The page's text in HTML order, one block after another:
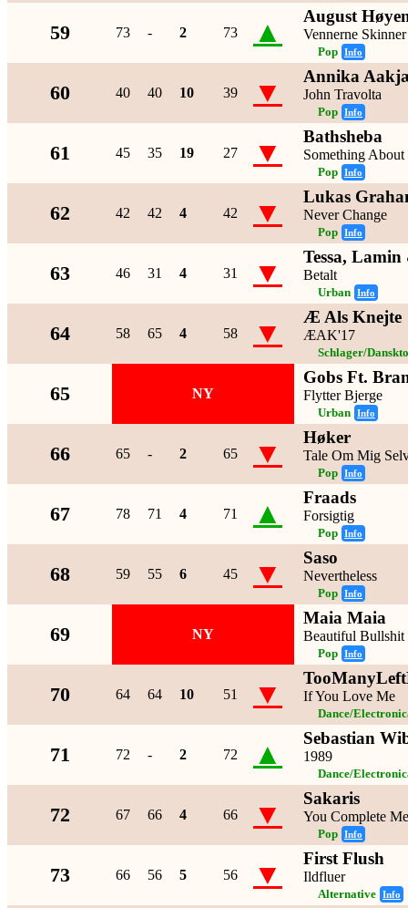
59 73 - 2 73 ▲ August
Vennerne Skinner
Pop Info
60 40 40 10 39 ▼ Annika
John Travolta
Pop Info
61 45 35 19 27 ▼ Bathsheba
Something About
Pop Info
62 42 42 4 42 ▼ Lukas
Never Change
Pop Info
63 46 31 4 31 ▼ Tessa,
Betalt
Urban Info
64 58 65 4 58 ▼ Æ Als Knejte
ÆAK'17
Schlager/
65 NY
Gobs Ft.
Flytter Bjerge
Urban Info
66 65 - 2 65 ▼ Høker
Tale Om Mig
Pop Info
67 78 71 4 71 ▲ Fraads
Forsigtig
Pop Info
68 59 55 6 45 ▼ Saso
Nevertheless
Pop Info
69 NY
Maia Maia
Beautiful
Pop Info
70 64 64 10 51 ▼ If You Love Me
Dance/
71 72 - 2 72 ▲ Sebastian
1989
Dance/
72 67 66 4 66 ▼ Sakaris
You Complete Me
Pop Info
73 66 56 5 56 ▼ First Flush
Ildfluer
Alternative Info